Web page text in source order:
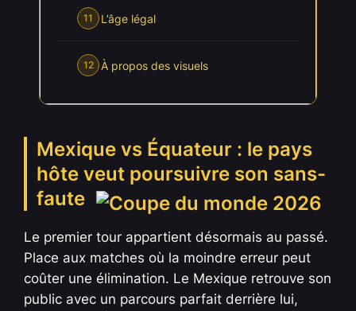
11 L’âge légal
12 À propos des visuels
Mexique vs Équateur : le pays
hôte veut poursuivre son sans-
faute
Le premier tour appartient désormais au passé.
Place aux matches où la moindre erreur peut
coûter une élimination. Le Mexique retrouve son
public avec un parcours parfait derrière lui,